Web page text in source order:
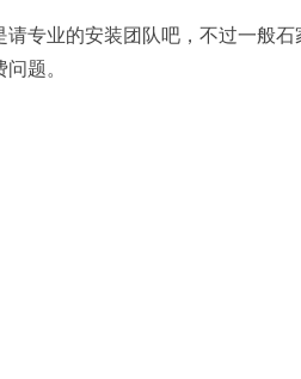
专业的安装团队吧，不过一般
题。